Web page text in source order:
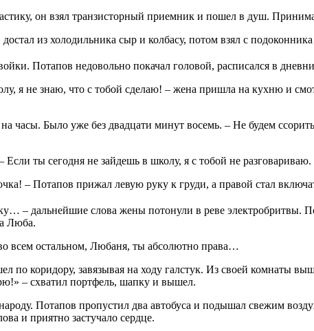
он взял транзисторный приемник и пошел в душ.
из холодильника сыр и колбасу, потом взял с
Потапов недовольно покачал головой, расписался в
я не знаю, что с тобой сделаю! – жена пришла на кухню и
часы. Было уже без двадцати минут восемь. – Не будем
Если ты сегодня не зайдешь в школу, я с тобой не разговариваю.
– Потапов прижал левую руку к груди, а правой стал
– дальнейшие слова жены потонули в реве электробритвы.
Люба.
всем остальном, Любаня, ты абсолютно права…
по коридору, завязывая на ходу галстук. Из своей комнаты
– схватил портфель, шапку и вышел.
Потапов пропустил два автобуса и подышал свежим
и приятно застучало сердце.